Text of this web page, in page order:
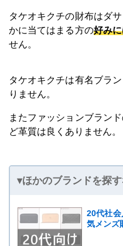
タケオキクチの財布はダ
かに当てはまる方の好み
せん。
タケオキクチは有名ブラ
りません。
またファッションブラン
ど革質は良くありません。
▾ほかのブランドを探
20代社会
気メンズ